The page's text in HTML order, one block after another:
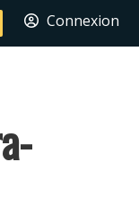
Connexion